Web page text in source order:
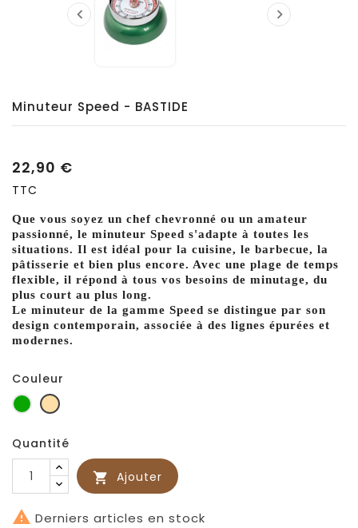
 
Minuteur Speed - BASTIDE
22,90 €
TTC
Que vous soyez un chef chevronné ou un amateur
passionné, le minuteur Speed ​​s'adapte à toutes les
situations. Il est idéal pour la cuisine, le barbecue, la
pâtisserie et bien plus encore. Avec une plage de temps
flexible, il répond à tous vos besoins de minutage, du
plus court au plus long.
Le minuteur de la gamme Speed ​​se distingue par son
design contemporain, associée à des lignes épurées et
modernes.
Couleur
Vert
foncé
Beige
Quantité
 Ajouter
 Derniers articles en stock